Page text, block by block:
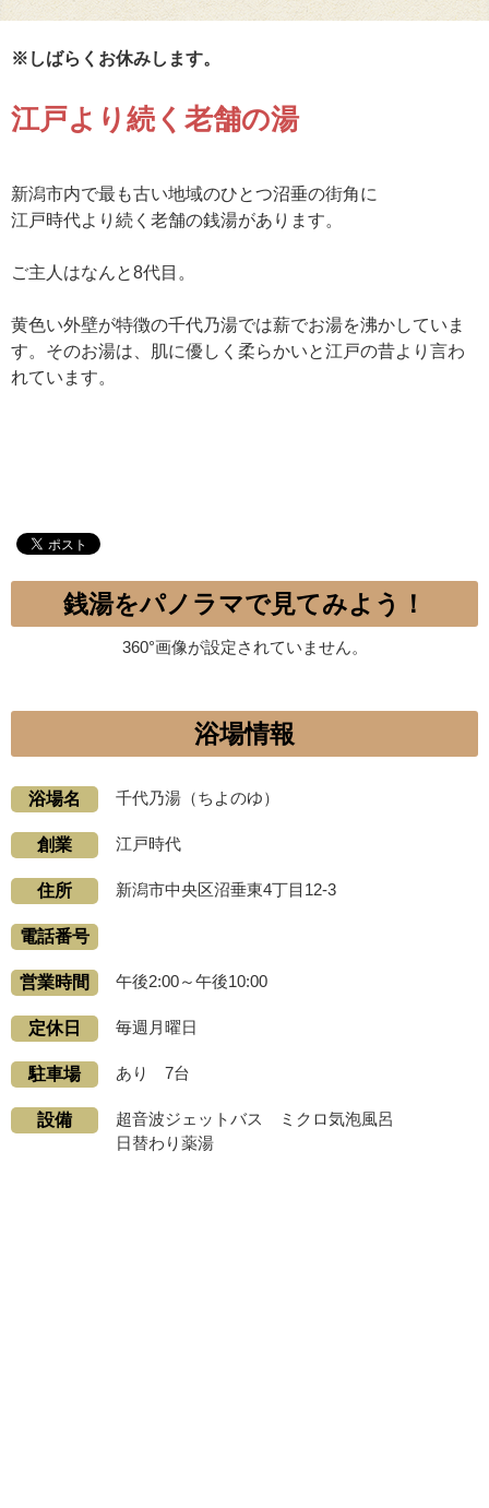
※しばらくお休みします。
江戸より続く老舗の湯
新潟市内で最も古い地域のひとつ沼垂の街角に
江戸時代より続く老舗の銭湯があります。
ご主人はなんと8代目。
黄色い外壁が特徴の千代乃湯では薪でお湯を沸かしていま
す。そのお湯は、肌に優しく柔らかいと江戸の昔より言わ
れています。
銭湯をパノラマで見てみよう！
360°画像が設定されていません。
浴場情報
浴場名 千代乃湯（ちよのゆ）
創業 江戸時代
住所 新潟市中央区沼垂東4丁目12-3
電話番号
営業時間 午後2:00～午後10:00
定休日 毎週月曜日
駐車場 あり 7台
設備
超音波ジェットバス ミクロ気泡風呂
日替わり薬湯